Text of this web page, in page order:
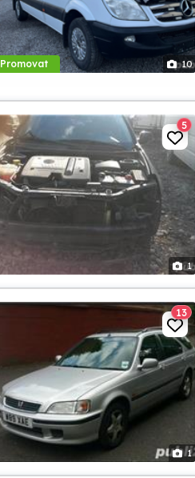
Promovat 10
1
5
1
13